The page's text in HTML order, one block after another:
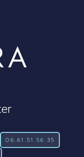
06.61.51.56.35